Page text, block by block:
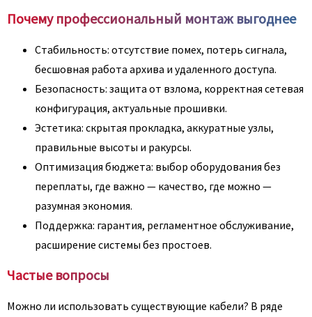
Почему профессиональный монтаж выгоднее
Стабильность: отсутствие помех, потерь сигнала,
бесшовная работа архива и удаленного доступа.
Безопасность: защита от взлома, корректная сетевая
конфигурация, актуальные прошивки.
Эстетика: скрытая прокладка, аккуратные узлы,
правильные высоты и ракурсы.
Оптимизация бюджета: выбор оборудования без
переплаты, где важно — качество, где можно —
разумная экономия.
Поддержка: гарантия, регламентное обслуживание,
расширение системы без простоев.
Частые вопросы
Можно ли использовать существующие кабели? В ряде